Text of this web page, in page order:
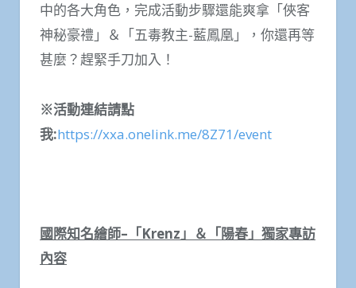
中的各大角色，完成活動步驟還能爽拿「俠客
神秘豪禮」＆「五毒教主-藍鳳凰」，你還再等
甚麼？趕緊手刀加入！
※活動連結請點
我:https://xxa.onelink.me/8Z71/event
國際知名繪師– 「Krenz 」＆「陽春」獨家專訪
內容